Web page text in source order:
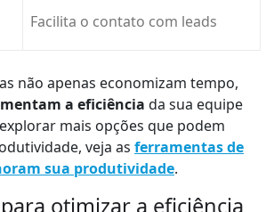
Facilita o contato com leads
não apenas economizam tempo,
a eficiência da sua equipe
mais opções que podem
veja as ferramentas de
sua produtividade.
otimizar a eficiência